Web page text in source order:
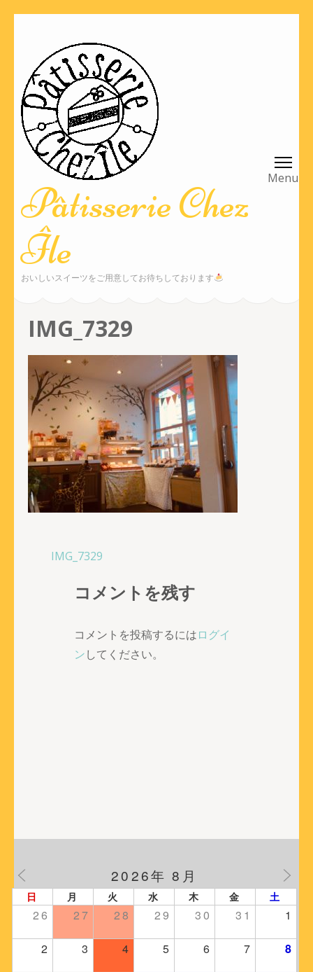
ツ
へ
(Enter
押
す)
Pâtisserie Chez
Île
おいしいスイーツをご用意してお待ちしております
IMG_7329
投
IMG_7329
コメントを残す
コメントを投稿するにはログイ
ンしてください。
2026年 8月
日 月 火 水 木 金 土
26 27 28 29 30 31 1
2 3 4 5 6 7 8